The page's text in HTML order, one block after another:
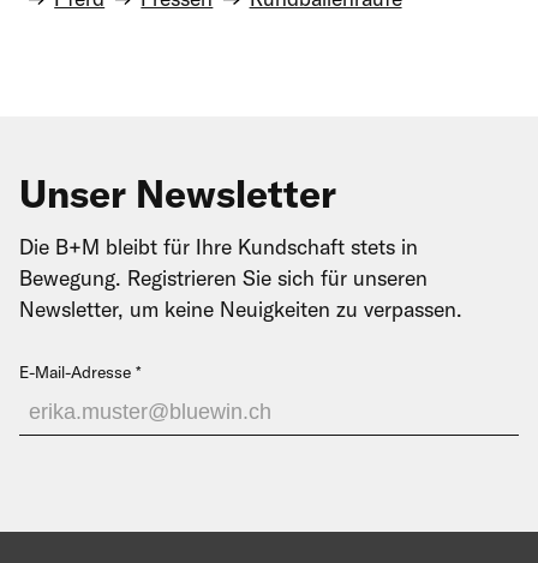
Unser Newsletter
Die B+M bleibt für Ihre Kundschaft stets in
Bewegung. Registrieren Sie sich für unseren
Newsletter, um keine Neuigkeiten zu verpassen.
E-Mail-Adresse